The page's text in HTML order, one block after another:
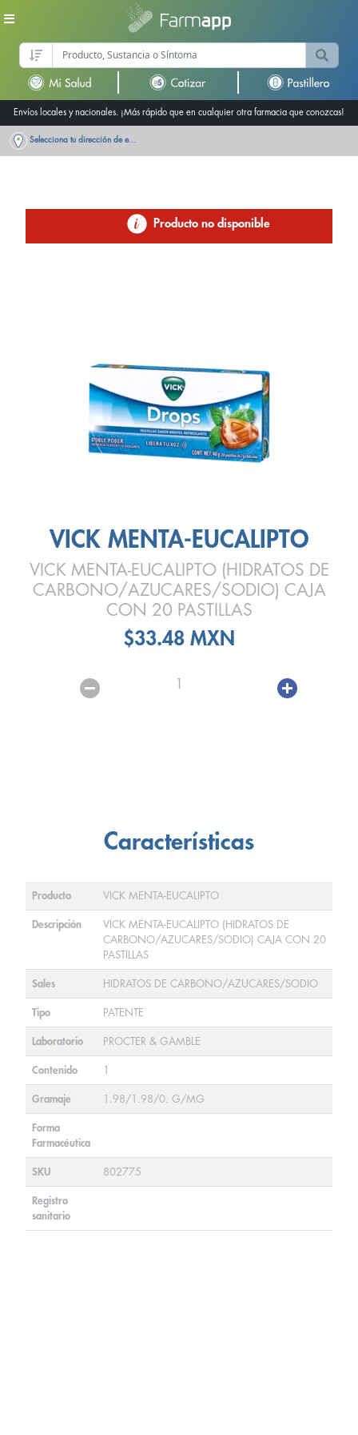
Envíos locales y nacionales. ¡Más rápido que en cualquier otra farmacia que conozcas!
Selecciona tu dirección de entrega
Producto no disponible
VICK MENTA-EUCALIPTO
VICK MENTA-EUCALIPTO (HIDRATOS DE
CARBONO/AZUCARES/SODIO) CAJA
CON 20 PASTILLAS
$33.48 MXN
1
Características
Producto VICK MENTA-EUCALIPTO
Descripción
VICK MENTA-EUCALIPTO (HIDRATOS DE
CARBONO/AZUCARES/SODIO) CAJA CON 20
PASTILLAS
Sales HIDRATOS DE CARBONO/AZUCARES/SODIO
Tipo PATENTE
Laboratorio PROCTER & GAMBLE
Contenido 1
Gramaje 1.98/1.98/0. G/MG
Forma
Farmacéutica
SKU 802775
Registro
sanitario